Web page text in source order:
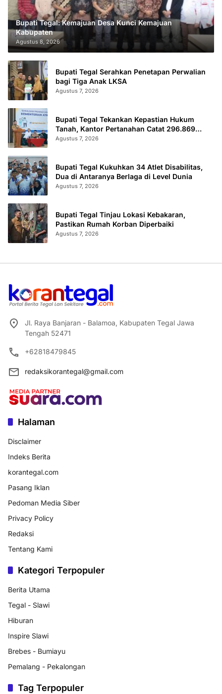
Bupati Tegal: Kemajuan Desa Kunci Kemajuan
Kabupaten
Agustus 8, 2026
Bupati Tegal Serahkan Penetapan Perwalian
bagi Tiga Anak LKSA
Agustus 7, 2026
Bupati Tegal Tekankan Kepastian Hukum
Tanah, Kantor Pertanahan Catat 296.869
Sertifikat Terbit
Agustus 7, 2026
Bupati Tegal Kukuhkan 34 Atlet Disabilitas,
Dua di Antaranya Berlaga di Level Dunia
Agustus 7, 2026
Bupati Tegal Tinjau Lokasi Kebakaran,
Pastikan Rumah Korban Diperbaiki
Agustus 7, 2026
Jl. Raya Banjaran - Balamoa, Kabupaten Tegal Jawa
Tengah 52471
+62818479845
redaksikorantegal@gmail.com
Halaman
Disclaimer
Indeks Berita
korantegal.com
Pasang Iklan
Pedoman Media Siber
Privacy Policy
Redaksi
Tentang Kami
Kategori Terpopuler
Berita Utama
Tegal - Slawi
Hiburan
Inspire Slawi
Brebes - Bumiayu
Pemalang - Pekalongan
Tag Terpopuler